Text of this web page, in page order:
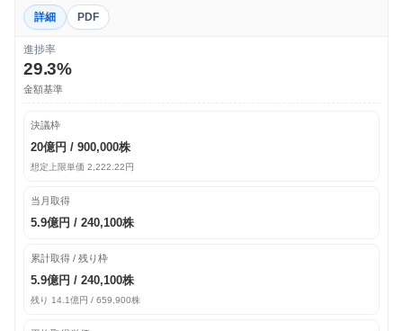
詳細
PDF
進捗率
29.3%
金額基準
決議枠
20億円 / 900,000株
想定上限単価 2,222.22円
当月取得
5.9億円 / 240,100株
累計取得 / 残り枠
5.9億円 / 240,100株
残り 14.1億円 / 659,900株